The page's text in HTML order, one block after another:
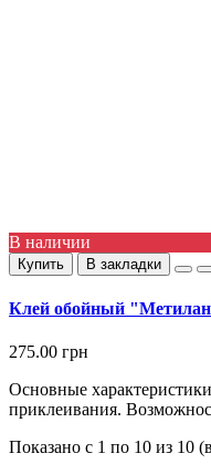
В наличии
Купить В закладки
Клей обойный
275.00 грн
Основные
приклеивания.
Показано с 1 по 10 из 10